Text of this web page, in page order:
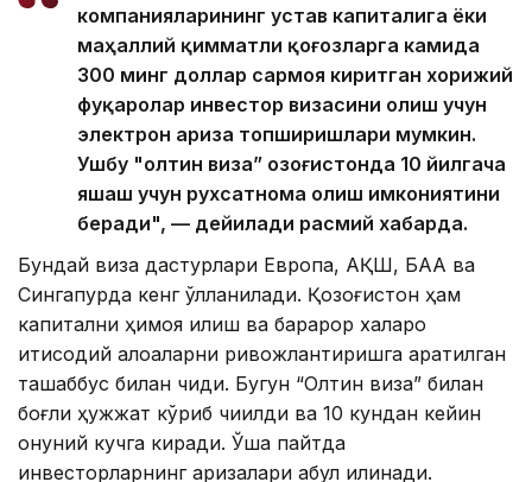
компанияларининг устав капиталига ёки
маҳаллий қимматли қоғозларга камида
300 минг доллар сармоя киритган хорижий
фуқаролар инвестор визасини олиш учун
электрон ариза топширишлари мумкин.
Ушбу "олтин виза” Қозоғистонда 10 йилгача
яшаш учун рухсатнома олиш имкониятини
беради", — дейилади расмий хабарда.
Бундай виза дастурлари Европа, АҚШ, БАА ва
Сингапурда кенг қўлланилади. Қозоғистон ҳам
капитални ҳимоя қилиш ва барқарор халқаро
иқтисодий алоқаларни ривожлантиришга қаратилган
ташаббус билан чиқди. Бугун “Олтин виза” билан
боғлиқ ҳужжат кўриб чиқилди ва 10 кундан кейин
қонуний кучга киради. Ўша пайтда
инвесторларнинг аризалари қабул қилинади.